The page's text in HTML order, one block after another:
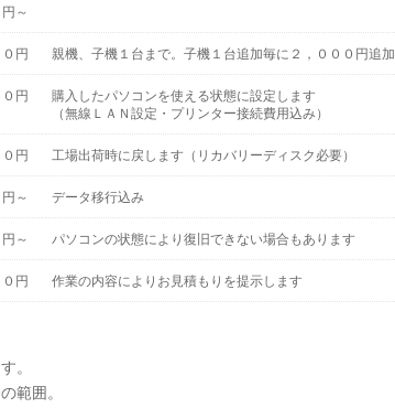
～
円 親機、子機１台まで。子機１台追加毎に２，０００円追加
円
購入したパソコンを使える状態に設定します
（無線ＬＡＮ設定・プリンター接続費用込み）
円 工場出荷時に戻します（リカバリーディスク必要）
～ データ移行込み
～ パソコンの状態により復旧できない場合もあります
円 作業の内容によりお見積もりを提示します
。
範囲。